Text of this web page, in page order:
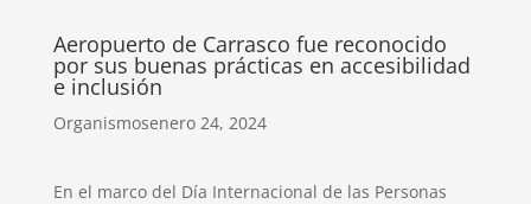
Aeropuerto de Carrasco fue reconocido
por sus buenas prácticas en accesibilidad
e inclusión
Organismosenero 24, 2024
En el marco del Día Internacional de las Personas